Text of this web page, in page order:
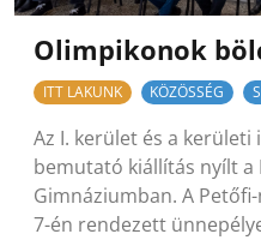
Olimpikonok
ITT LAKUNK KÖZÖSSÉG
Az I. kerület és a
bemutató kiállítás nyílt a
Gimnáziumban. A
7-én rendezett